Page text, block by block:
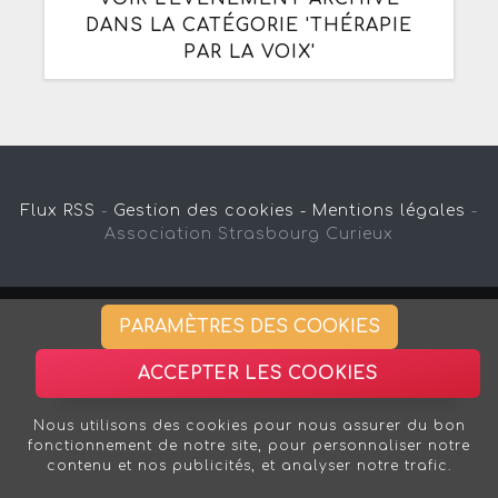
DANS LA CATÉGORIE 'THÉRAPIE
PAR LA VOIX'
Flux RSS - Gestion des cookies - Mentions légales -
Association Strasbourg Curieux
PARAMÈTRES DES COOKIES
ACCEPTER LES COOKIES
Nous utilisons des cookies pour nous assurer du bon
fonctionnement de notre site, pour personnaliser notre
contenu et nos publicités, et analyser notre trafic.